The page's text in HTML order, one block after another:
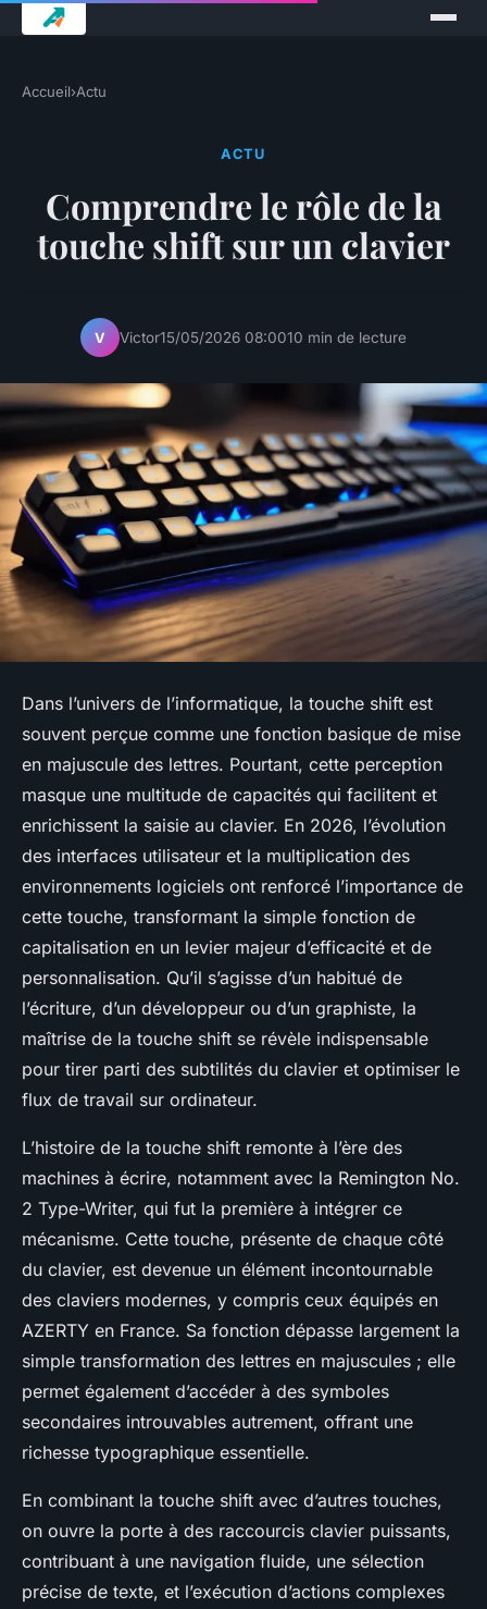
Accueil›Actu
ACTU
Comprendre le rôle de la
touche shift sur un clavier
V Victor15/05/2026 08:0010 min de lecture
Dans l’univers de l’informatique, la touche shift est
souvent perçue comme une fonction basique de mise
en majuscule des lettres. Pourtant, cette perception
masque une multitude de capacités qui facilitent et
enrichissent la saisie au clavier. En 2026, l’évolution
des interfaces utilisateur et la multiplication des
environnements logiciels ont renforcé l’importance de
cette touche, transformant la simple fonction de
capitalisation en un levier majeur d’efficacité et de
personnalisation. Qu’il s’agisse d’un habitué de
l’écriture, d’un développeur ou d’un graphiste, la
maîtrise de la touche shift se révèle indispensable
pour tirer parti des subtilités du clavier et optimiser le
flux de travail sur ordinateur.
L’histoire de la touche shift remonte à l’ère des
machines à écrire, notamment avec la Remington No.
2 Type-Writer, qui fut la première à intégrer ce
mécanisme. Cette touche, présente de chaque côté
du clavier, est devenue un élément incontournable
des claviers modernes, y compris ceux équipés en
AZERTY en France. Sa fonction dépasse largement la
simple transformation des lettres en majuscules ; elle
permet également d’accéder à des symboles
secondaires introuvables autrement, offrant une
richesse typographique essentielle.
En combinant la touche shift avec d’autres touches,
on ouvre la porte à des raccourcis clavier puissants,
contribuant à une navigation fluide, une sélection
précise de texte, et l’exécution d’actions complexes